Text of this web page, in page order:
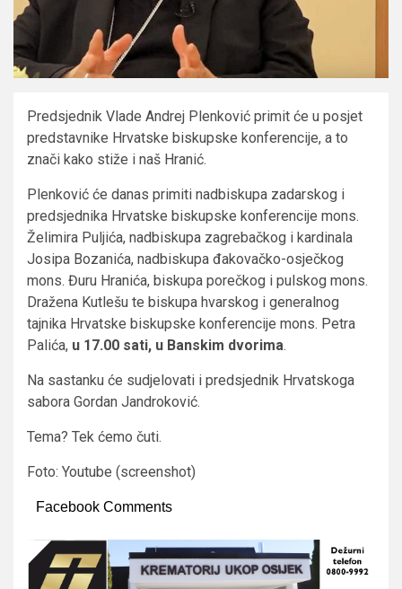
Predsjednik Vlade Andrej Plenković primit će u posjet
predstavnike Hrvatske biskupske konferencije, a to
znači kako stiže i naš Hranić.
Plenković će danas primiti nadbiskupa zadarskog i
predsjednika Hrvatske biskupske konferencije mons.
Želimira Puljića, nadbiskupa zagrebačkog i kardinala
Josipa Bozanića, nadbiskupa đakovačko-osječkog
mons. Đuru Hranića, biskupa porečkog i pulskog mons.
Dražena Kutlešu te biskupa hvarskog i generalnog
tajnika Hrvatske biskupske konferencije mons. Petra
Palića, u 17.00 sati, u Banskim dvorima.
Na sastanku će sudjelovati i predsjednik Hrvatskoga
sabora Gordan Jandroković.
Tema? Tek ćemo čuti.
Foto: Youtube (screenshot)
Facebook Comments